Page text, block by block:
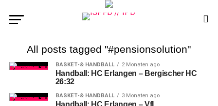
All posts tagged "#pensionsolution"
BASKET-& HANDBALL 2 Monaten ago
Handball: HC Erlangen – Bergischer HC
26:32
BASKET-& HANDBALL 3 Monaten ago
Handball: HC Erlangen – VfL